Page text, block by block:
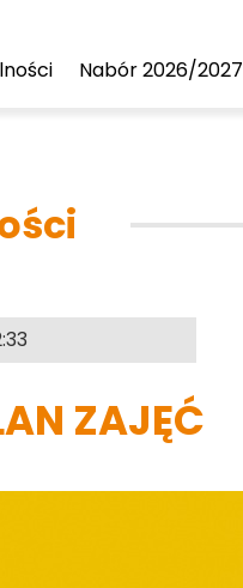
Nabór 2026/2027
ZAJĘĆ